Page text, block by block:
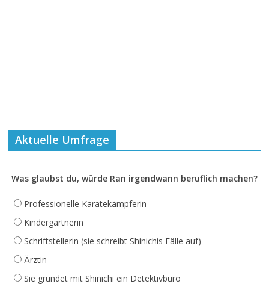
Aktuelle Umfrage
Was glaubst du, würde Ran irgendwann beruflich machen?
Professionelle Karatekämpferin
Kindergärtnerin
Schriftstellerin (sie schreibt Shinichis Fälle auf)
Ärztin
Sie gründet mit Shinichi ein Detektivbüro